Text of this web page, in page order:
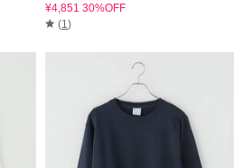
¥4,851 30%OFF
(1 )